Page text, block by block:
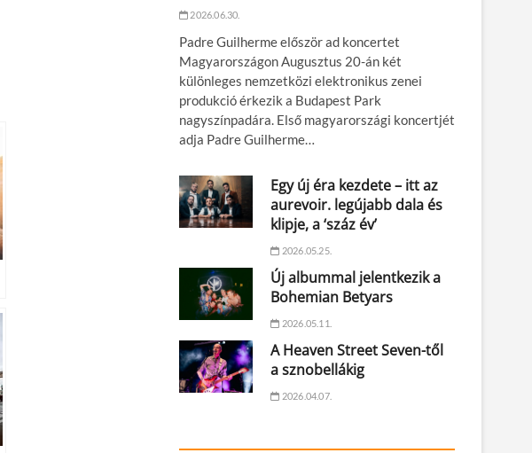
2026.06.30.
Padre Guilherme először ad koncertet
Magyarországon Augusztus 20-án két
különleges nemzetközi elektronikus zenei
produkció érkezik a Budapest Park
nagyszínpadára. Első magyarországi koncertjét
adja Padre Guilherme…
Egy új éra kezdete – itt az
aurevoir. legújabb dala és
klipje, a ‘száz év’
2026.05.25.
Új albummal jelentkezik a
Bohemian Betyars
2026.05.11.
A Heaven Street Seven-től
a sznobellákig
2026.04.07.